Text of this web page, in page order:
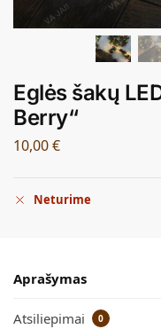
Eglės šakų
Berry“
10,00€
Neturime
Aprašymas
Atsiliepimai 0